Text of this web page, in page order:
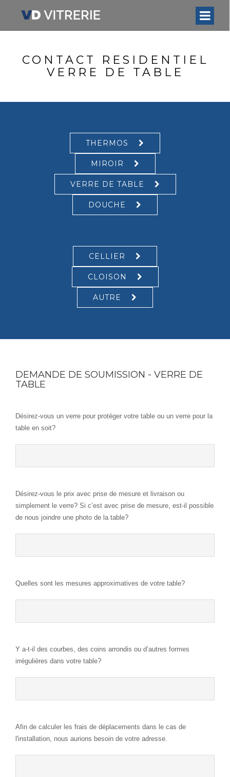
CONTACT RESIDENTIEL
VERRE DE TABLE
THERMOS
MIROIR
VERRE DE TABLE
DOUCHE
CELLIER
CLOISON
AUTRE
DEMANDE DE SOUMISSION - VERRE DE
TABLE
Désirez-vous un verre pour protéger votre table ou un verre pour la
table en soit?
Désirez-vous le prix avec prise de mesure et livraison ou
simplement le verre? Si c’est avec prise de mesure, est-il possible
de nous joindre une photo de la table?
Quelles sont les mesures approximatives de votre table?
Y a-t-il des courbes, des coins arrondis ou d’autres formes
irrégulières dans votre table?
Afin de calculer les frais de déplacements dans le cas de
l'installation, nous aurions besoin de votre adresse.